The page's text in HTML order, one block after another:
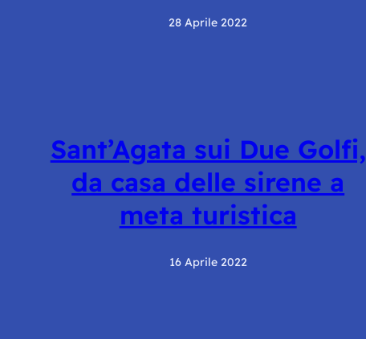
28 Aprile 2022
Sant’Agata sui Due Golfi,
da casa delle sirene a
meta turistica
16 Aprile 2022